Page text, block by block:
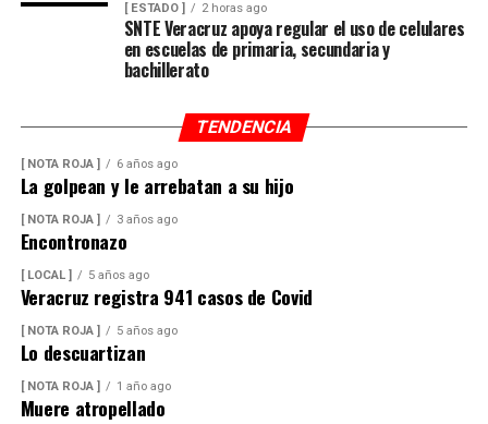
[ ESTADO ] 2 horas ago
SNTE Veracruz apoya regular el uso de celulares
en escuelas de primaria, secundaria y
bachillerato
TENDENCIA
[ NOTA ROJA ] 6 años ago
La golpean y le arrebatan a su hijo
[ NOTA ROJA ] 3 años ago
Encontronazo
[ LOCAL ] 5 años ago
Veracruz registra 941 casos de Covid
[ NOTA ROJA ] 5 años ago
Lo descuartizan
[ NOTA ROJA ] 1 año ago
Muere atropellado